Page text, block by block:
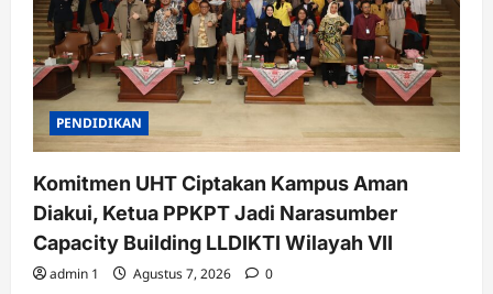
PENDIDIKAN
Komitmen UHT Ciptakan Kampus Aman
Diakui, Ketua PPKPT Jadi Narasumber
Capacity Building LLDIKTI Wilayah VII
admin 1 Agustus 7, 2026 0